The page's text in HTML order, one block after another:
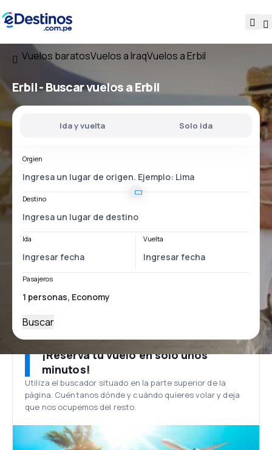
Vuelos baratosVuelos a IraqVuelos a Erbil
Erbil - Buscar vuelos a Erbil
Ida y vuelta Solo ida
Orgien
Destino
Ida Vuelta
Pasajeros
Buscar
¡Reserva tu vuelo en solo unos
minutos!
Utiliza el buscador situado en la parte superior de la
página. Cuéntanos dónde y cuándo quieres volar y deja
que nos ocupemos del resto.